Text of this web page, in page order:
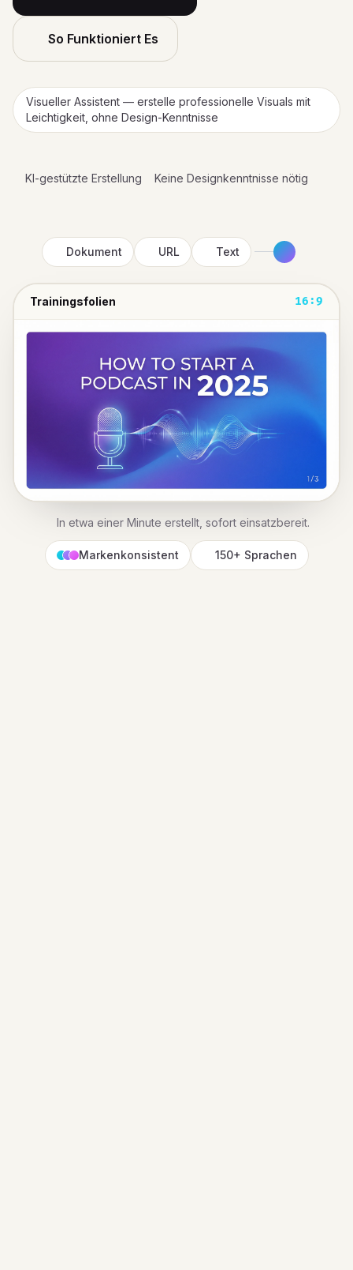
So Funktioniert Es
Visueller Assistent — erstelle professionelle Visuals mit
Leichtigkeit, ohne Design-Kenntnisse
KI-gestützte Erstellung Keine Designkenntnisse nötig
Dokument URL Text
Trainingsfolien 16:9
In etwa einer Minute erstellt, sofort einsatzbereit.
Markenkonsistent 150+ Sprachen